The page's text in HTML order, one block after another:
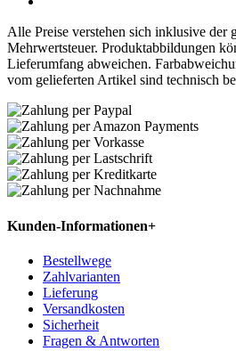
Alle Preise verstehen sich inklusive der
Mehrwertsteuer. Produktabbildungen
Lieferumfang abweichen.
vom gelieferten Artikel sind technisch
Kunden-Informationen+
Bestellwege
Zahlvarianten
Lieferung
Versandkosten
Sicherheit
Fragen & Antworten